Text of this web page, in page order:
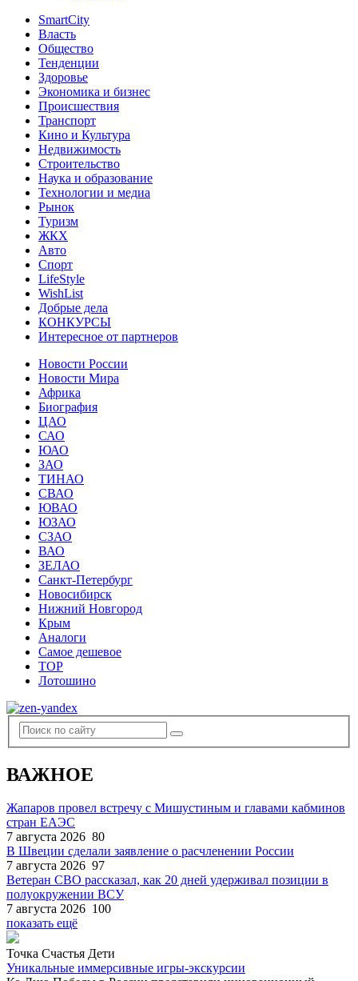
SmartCity
Власть
Общество
Тенденции
Здоровье
Экономика и бизнес
Происшествия
Транспорт
Кино и Культура
Недвижимость
Строительство
Наука и образование
Технологии и медиа
Рынок
Туризм
ЖКХ
Авто
Спорт
LifeStyle
WishList
Добрые дела
КОНКУРСЫ
Интересное от партнеров
Новости России
Новости Мира
Африка
Биография
ЦАО
САО
ЮАО
ЗАО
ТИНАО
СВАО
ЮВАО
ЮЗАО
СЗАО
ВАО
ЗЕЛАО
Санкт-Петербург
Новосибирск
Нижний Новгород
Крым
Аналоги
Самое дешевое
TOP
Лотошино
ВАЖНОЕ
Жапаров провел встречу с Мишустиным и главами кабминов
стран ЕАЭС
7 августа 2026 80
В Швеции сделали заявление о расчленении России
7 августа 2026 97
Ветеран СВО рассказал, как 20 дней удерживал позиции в
полуокружении ВСУ
7 августа 2026 100
показать ещё
Точка Счастья Дети
Уникальные иммерсивные игры-экскурсии